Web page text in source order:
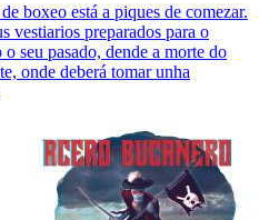
boxeo está a piques de comezar.
vestiarios preparados para o
seu pasado, dende a morte do
onde deberá tomar unha